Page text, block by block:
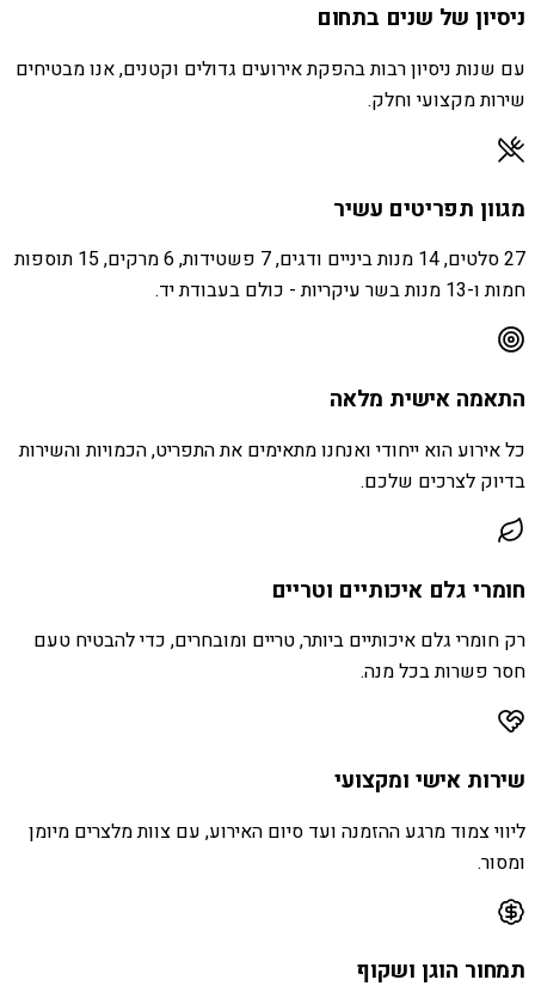
ניסיון של שנים בתחום
עם שנות ניסיון רבות בהפקת אירועים גדולים וקטנים, אנו מבטיחים
שירות מקצועי וחלק.
מגוון תפריטים עשיר
27 סלטים, 14 מנות ביניים ודגים, 7 פשטידות, 6 מרקים, 15 תוספות
חמות ו-13 מנות בשר עיקריות - כולם בעבודת יד.
התאמה אישית מלאה
כל אירוע הוא ייחודי ואנחנו מתאימים את התפריט, הכמויות והשירות
בדיוק לצרכים שלכם.
חומרי גלם איכותיים וטריים
רק חומרי גלם איכותיים ביותר, טריים ומובחרים, כדי להבטיח טעם
חסר פשרות בכל מנה.
שירות אישי ומקצועי
ליווי צמוד מרגע ההזמנה ועד סיום האירוע, עם צוות מלצרים מיומן
ומסור.
תמחור הוגן ושקוף